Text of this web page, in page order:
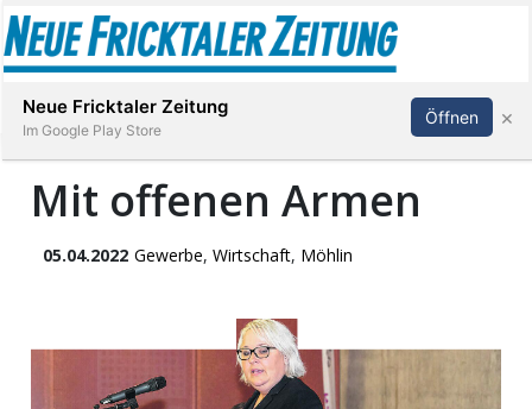
Abonnieren Anmelden
Mit offenen Armen
05.04.2022 Gewerbe,Wirtschaft, Möhlin
Neue Fricktaler Zeitung
Im Google Play Store
Öffnen ×